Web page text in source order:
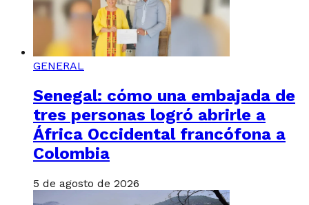
GENERAL
Senegal: cómo una embajada de
tres personas logró abrirle a
África Occidental francófona a
Colombia
5 de agosto de 2026